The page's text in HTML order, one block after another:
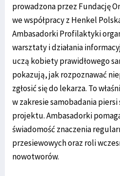
prowadzona przez Fundację
we współpracy z Henkel
Ambasadorki Profilaktyki
warsztaty i działania
uczą kobiety prawidłowego
pokazują, jak rozpoznawać
zgłosić się do lekarza. To
w zakresie samobadania
projektu. Ambasadorki
świadomość znaczenia
przesiewowych oraz roli
nowotworów.